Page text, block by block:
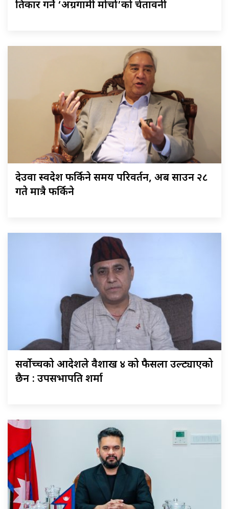
प्रतिकार गर्ने ‘अग्रगामी मोर्चा’को चेतावनी
देउवा स्वदेश फर्किने समय परिवर्तन, अब साउन २८
गते मात्रै फर्किने
सर्वोच्चको आदेशले वैशाख ४ को फैसला उल्ट्याएको
छैन : उपसभापति शर्मा